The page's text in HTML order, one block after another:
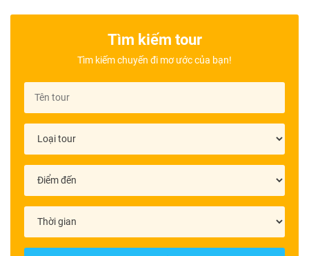
Tìm kiếm tour
Tìm kiếm chuyến đi mơ ước của bạn!